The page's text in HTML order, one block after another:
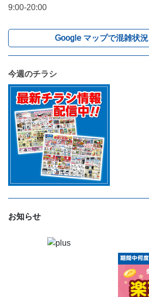
9:00-20:00
Google マップで混雑状
今週のチラシ
お知らせ